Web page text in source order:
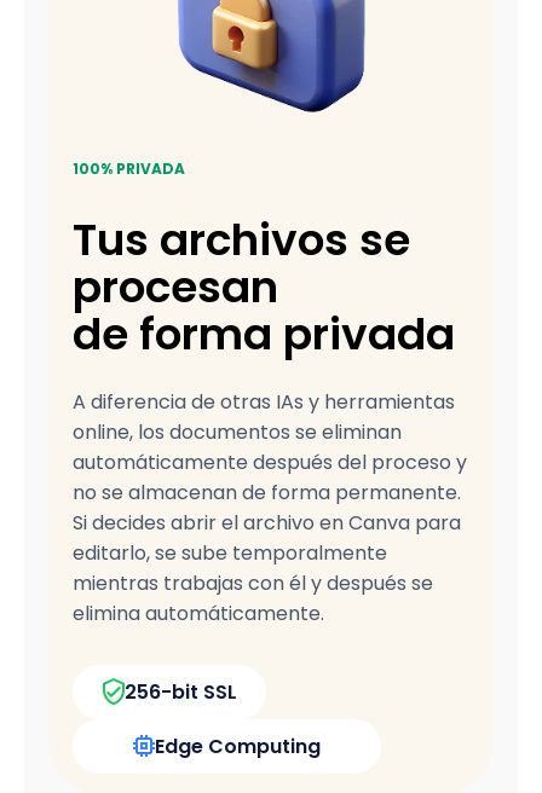
100% PRIVADA
Tus archivos se
procesan
de forma privada
A diferencia de otras IAs y herramientas
online, los documentos se eliminan
automáticamente después del proceso y
no se almacenan de forma permanente.
Si decides abrir el archivo en Canva para
editarlo, se sube temporalmente
mientras trabajas con él y después se
elimina automáticamente.
256-bit SSL
Edge Computing